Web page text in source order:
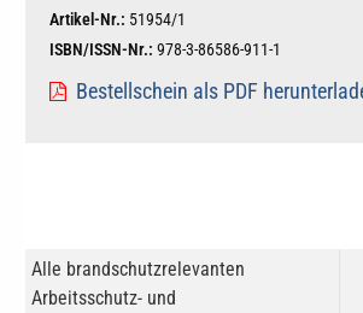
Artikel-Nr.: 51954/1
ISBN/ISSN-Nr.: 978-3-86586-911-1
Bestellschein als PDF
Alle brandschutzrelevanten
Arbeitsschutz- und